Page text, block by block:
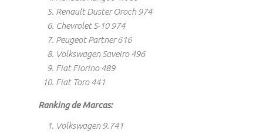
Renault Duster Oroch 974
Chevrolet S-10 974
Peugeot Partner 616
Volkswagen Saveiro 496
Fiat Fiorino 489
Fiat Toro 441
Ranking de Marcas:
Volkswagen 9.741